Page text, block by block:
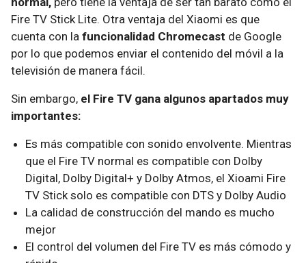
Fire TV Stick Lite. Otra ventaja del Xiaomi es que
cuenta con la funcionalidad Chromecast de Google
por lo que podemos enviar el contenido del móvil a la
televisión de manera fácil.
Sin embargo, el Fire TV gana algunos apartados muy
importantes:
Es más compatible con sonido envolvente. Mientras
que el Fire TV normal es compatible con Dolby
Digital, Dolby Digital+ y Dolby Atmos, el Xioami Fire
TV Stick solo es compatible con DTS y Dolby Audio
La calidad de construcción del mando es mucho
mejor
El control del volumen del Fire TV es más cómodo y